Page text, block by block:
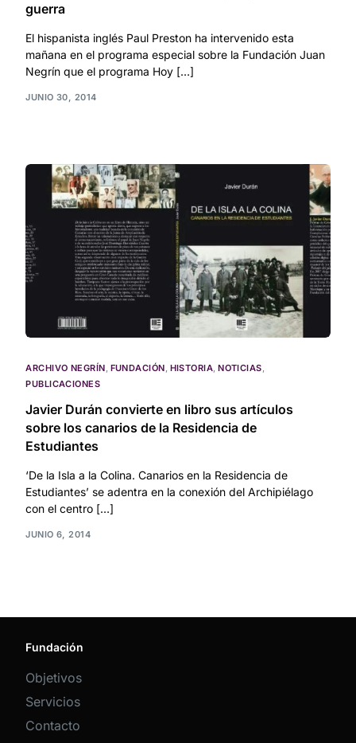
guerra
El hispanista inglés Paul Preston ha intervenido esta
mañana en el programa especial sobre la Fundación Juan
Negrín que el programa Hoy […]
JUNIO 30, 2014
ARCHIVO NEGRÍN, FUNDACIÓN, HISTORIA,NOTICIAS,
PUBLICACIONES
Javier Durán convierte en libro sus artículos
sobre los canarios de la Residencia de
Estudiantes
‘De la Isla a la Colina. Canarios en la Residencia de
Estudiantes’ se adentra en la conexión del Archipiélago
con el centro […]
JUNIO 6, 2014
Fundación
Objetivos
Servicios
Contacto